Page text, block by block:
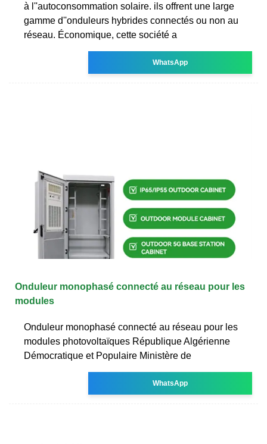
à l''autoconsommation solaire. ils offrent une large
gamme d''onduleurs hybrides connectés ou non au
réseau. Économique, cette société a
WhatsApp
Onduleur monophasé connecté au réseau pour les
modules
Onduleur monophasé connecté au réseau pour les
modules photovoltaïques République Algérienne
Démocratique et Populaire Ministère de
WhatsApp